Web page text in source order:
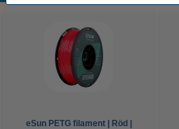
eSun PETG filament | Röd |